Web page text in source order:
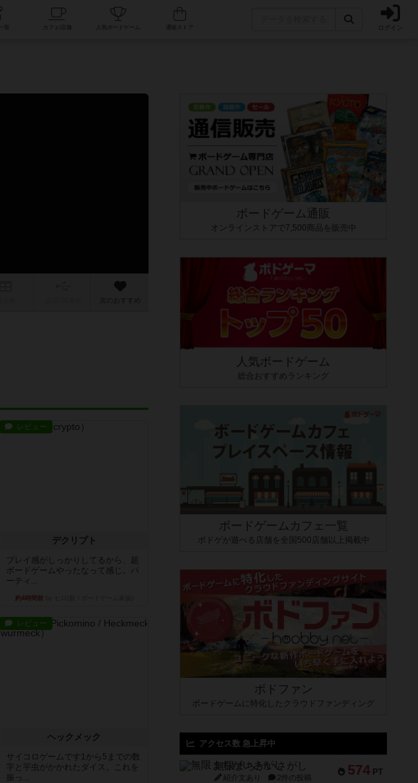
人気ボードゲーム ログイン
次のおすすめ
レビュー
デクリプト
プレイ感がしっかりしてるから、超
ボードゲームやったなって感じ。パ
ーティ...
約4時間前
レビュー
ヘックメック
サイコロゲームです1から5までの数
字と芋虫がかかれたダイス。これを
振っ...
ボードゲーム通販
オンラインストアで7,500商品を販売中
人気ボードゲーム
総合おすすめランキング
ボードゲームカフェ一覧
ボドゲが遊べる店舗を全国500店舗以上掲載中
ボドファン
ボードゲームに特化したクラウドファンディング
アクセス数 急上昇中
574 PT
無限まちがいさがし
紹介文あり 2件の投稿